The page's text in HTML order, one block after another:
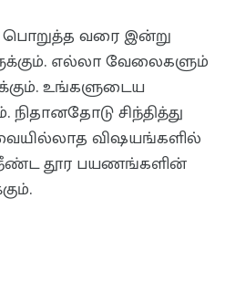
பொறுத்த வரை இன்று
எல்லா வேலைகளும்
உங்களுடைய
சிந்தித்து
விஷயங்களில்
தூர பயணங்களின்